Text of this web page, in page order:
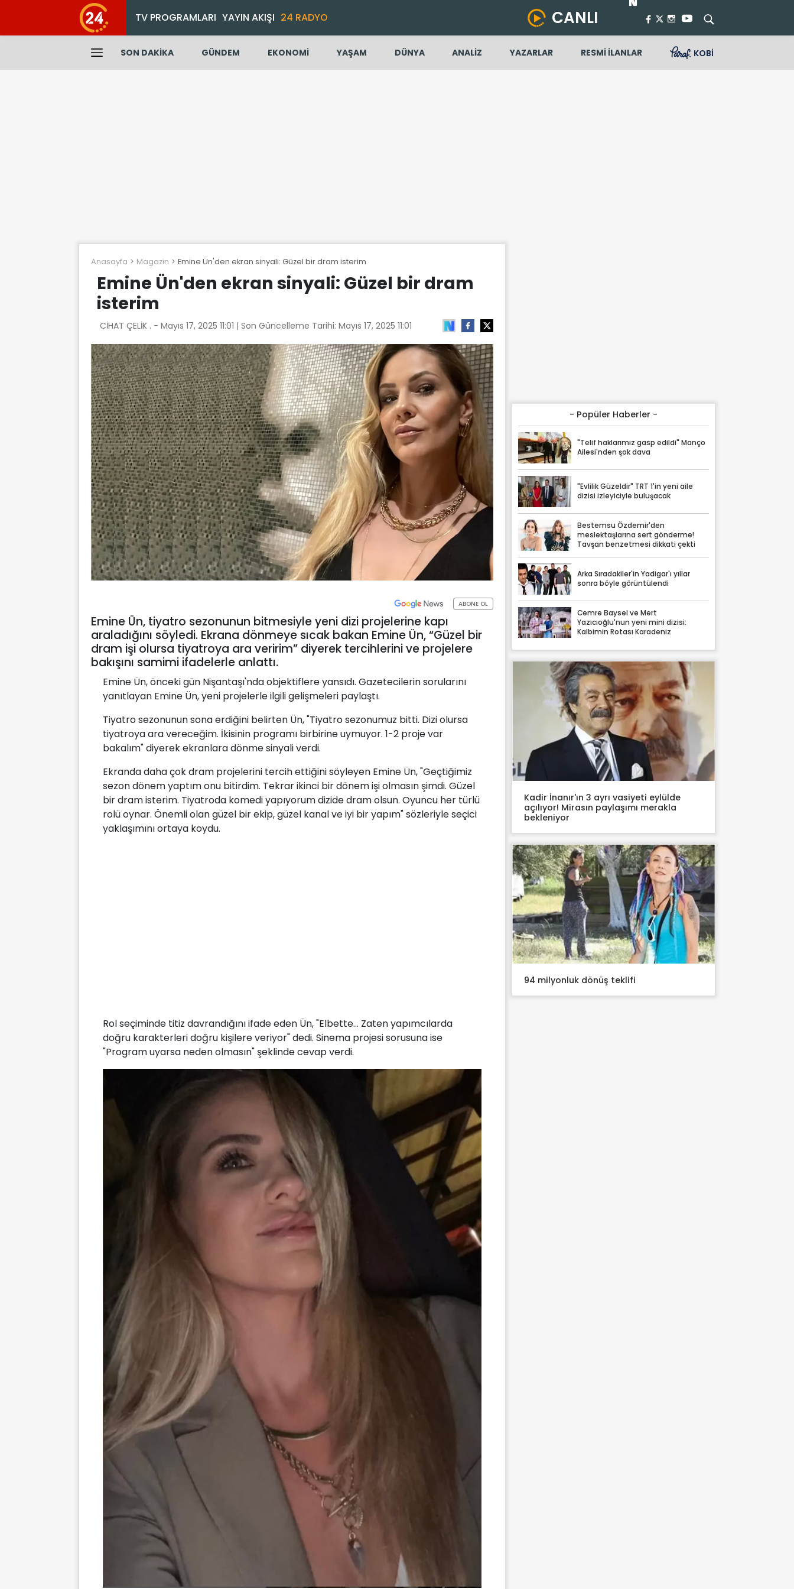
TV PROGRAMLARI YAYIN AKIŞI 24 RADYO CANLI
SON DAKİKA GÜNDEM EKONOMİ YAŞAM DÜNYA ANALİZ YAZARLAR RESMİ İLANLAR KOBİ
Anasayfa Magazin Emine Ün'den ekran sinyali: Güzel bir dram isterim
Emine Ün'den ekran sinyali: Güzel bir dram
isterim
CİHAT ÇELİK . - Mayıs 17, 2025 11:01 | Son Güncelleme Tarihi: Mayıs 17, 2025 11:01
ABONE OL
Emine Ün, tiyatro sezonunun bitmesiyle yeni dizi projelerine kapı
araladığını söyledi. Ekrana dönmeye sıcak bakan Emine Ün, “Güzel bir
dram işi olursa tiyatroya ara veririm” diyerek tercihlerini ve projelere
bakışını samimi ifadelerle anlattı.
Emine Ün, önceki gün Nişantaşı'nda objektiflere yansıdı. Gazetecilerin sorularını
yanıtlayan Emine Ün, yeni projelerle ilgili gelişmeleri paylaştı.
Tiyatro sezonunun sona erdiğini belirten Ün, "Tiyatro sezonumuz bitti. Dizi olursa
tiyatroya ara vereceğim. İkisinin programı birbirine uymuyor. 1-2 proje var
bakalım" diyerek ekranlara dönme sinyali verdi.
Ekranda daha çok dram projelerini tercih ettiğini söyleyen Emine Ün, "Geçtiğimiz
sezon dönem yaptım onu bitirdim. Tekrar ikinci bir dönem işi olmasın şimdi. Güzel
bir dram isterim. Tiyatroda komedi yapıyorum dizide dram olsun. Oyuncu her türlü
rolü oynar. Önemli olan güzel bir ekip, güzel kanal ve iyi bir yapım" sözleriyle seçici
yaklaşımını ortaya koydu.
Rol seçiminde titiz davrandığını ifade eden Ün, "Elbette... Zaten yapımcılarda
doğru karakterleri doğru kişilere veriyor" dedi. Sinema projesi sorusuna ise
"Program uyarsa neden olmasın" şeklinde cevap verdi.
- Popüler Haberler -
"Telif haklarımız gasp edildi" Manço
Ailesi'nden şok dava
"Evlilik Güzeldir" TRT 1'in yeni aile
dizisi izleyiciyle buluşacak
Bestemsu Özdemir'den
meslektaşlarına sert gönderme!
Tavşan benzetmesi dikkati çekti
Arka Sıradakiler'in Yadigar'ı yıllar
sonra böyle görüntülendi
Cemre Baysel ve Mert
Yazıcıoğlu'nun yeni mini dizisi:
Kalbimin Rotası Karadeniz
Kadir İnanır'ın 3 ayrı vasiyeti eylülde
açılıyor! Mirasın paylaşımı merakla
bekleniyor
94 milyonluk dönüş teklifi